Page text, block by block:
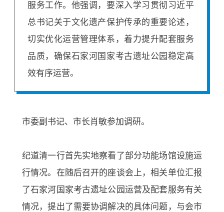
服务工作。他强调，要深入学习贯彻习近平
总书记关于文化遗产保护传承的重要论述，
切实优化运营管理体系，着力提升配套服务
品质，确保石家河国家考古遗址公园稳定高
效有序运营。
市委副书记、市长肖敏参加调研。
纪道清一行首先实地察看了部分功能场馆设施运
行情况。在随后召开的座谈会上，相关单位汇报
了石家河国家考古遗址公园运营及配套服务有关
情况，提出了需要协调解决的具体问题，与会市